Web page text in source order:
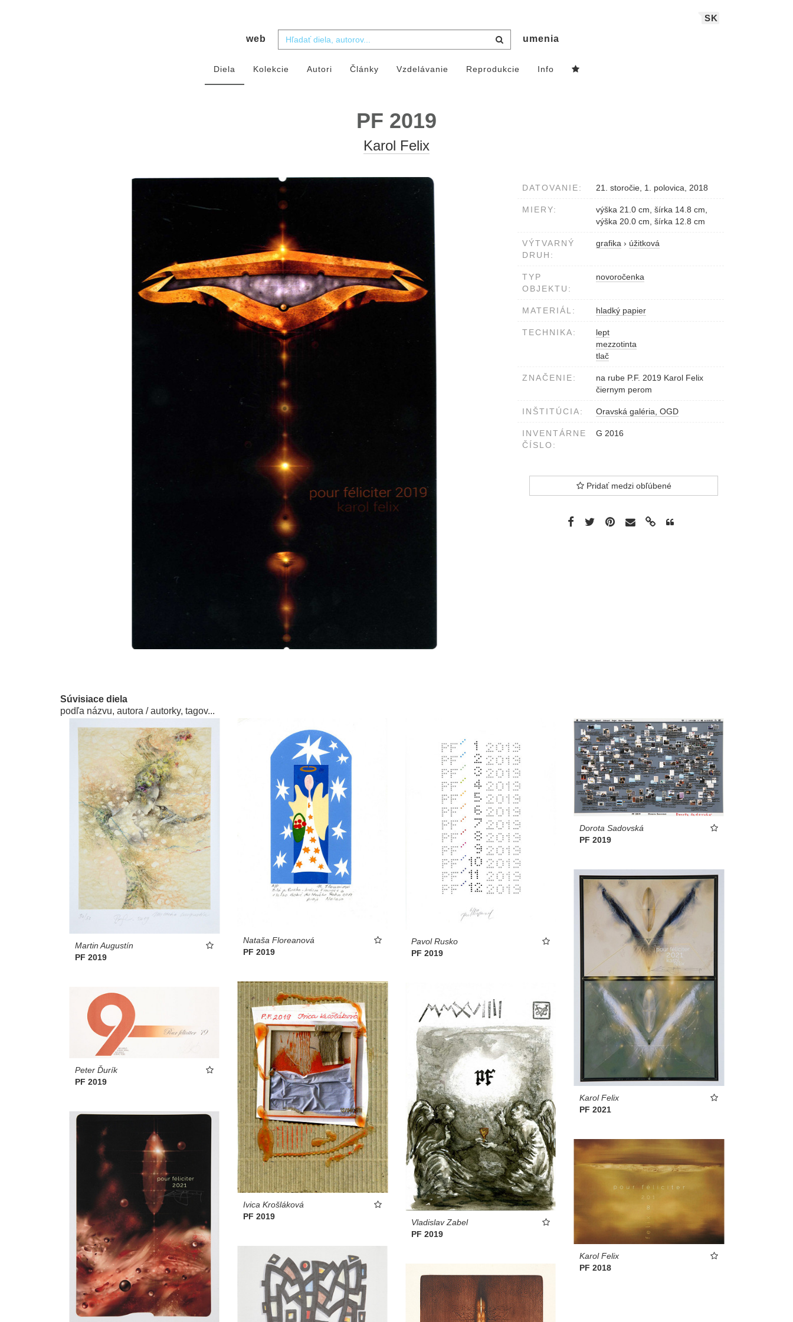
SK
web umenia
Diela Kolekcie Autori Články Vzdelávanie Reprodukcie Info
PF 2019
Karol Felix
DATOVANIE: 21. storočie, 1. polovica, 2018
MIERY:
výška 21.0 cm, šírka 14.8 cm,
výška 20.0 cm, šírka 12.8 cm
VÝTVARNÝ
DRUH:
grafika › úžitková
TYP
OBJEKTU:
novoročenka
MATERIÁL: hladký papier
TECHNIKA:
lept
mezzotinta
tlač
ZNAČENIE:
na rube P.F. 2019 Karol Felix
čiernym perom
INŠTITÚCIA: Oravská galéria, OGD
INVENTÁRNE
ČÍSLO:
G 2016
Pridať medzi obľúbené
Súvisiace diela
podľa názvu, autora / autorky, tagov...
Martin Augustín
PF 2019
Nataša Floreanová
PF 2019
Pavol Rusko
PF 2019
Dorota Sadovská
PF 2019
Karol Felix
PF 2021
Ivica Krošláková
PF 2019
Vladislav Zabel
PF 2019
Peter Ďurík
PF 2019
Karol Felix
PF 2018